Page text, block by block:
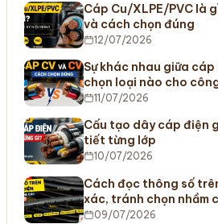
Cáp Cu/XLPE/PVC là
và cách chọn đúng
12/07/2026
Sự khác nhau giữa cáp
chọn loại nào cho
11/07/2026
Cấu tạo dây cáp điện
tiết từng lớp
10/07/2026
Cách đọc thông số
xác, tránh chọn nhầm
09/07/2026